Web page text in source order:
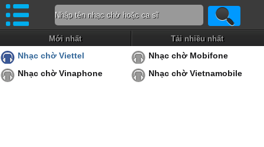
Mới nhất Tải nhiều nhất
Nhạc chờ Viettel
Nhạc chờ Mobifone
Nhạc chờ Vinaphone
Nhạc chờ Vietnamobile